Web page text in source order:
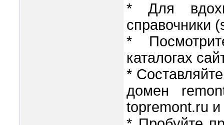
* Для
справочники
*
каталогах
*
домен
topremont.ru и